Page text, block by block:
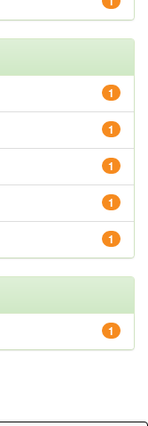
1
1
1
1
1
1